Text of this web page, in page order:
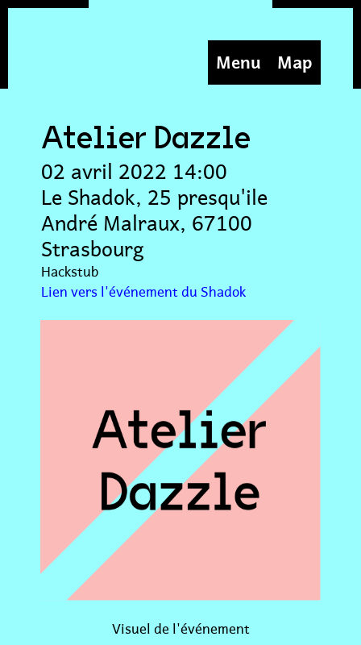
Menu Map
Atelier Dazzle
02 avril 2022 14:00
Le Shadok, 25 presqu'ile
André Malraux, 67100
Strasbourg
Hackstub
Lien vers l'événement du Shadok
Visuel de l'événement